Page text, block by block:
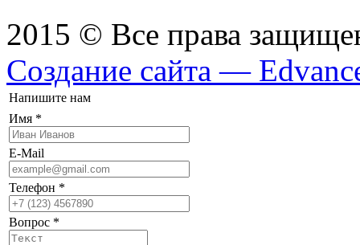
2015 © Все права
Создание сайта —
Напишите нам
Имя *
E-Mail
Телефон *
Вопрос *